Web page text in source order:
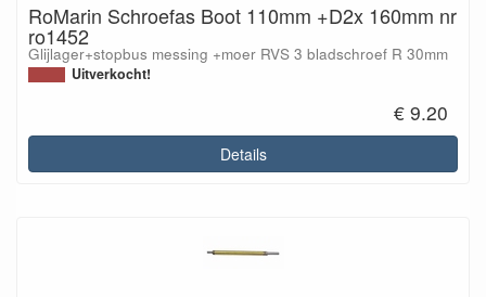
RoMarin Schroefas Boot 110mm +D2x 160mm nr
ro1452
Glijlager+stopbus messing +moer RVS 3 bladschroef R 30mm
Uitverkocht!
€ 9.20
Details